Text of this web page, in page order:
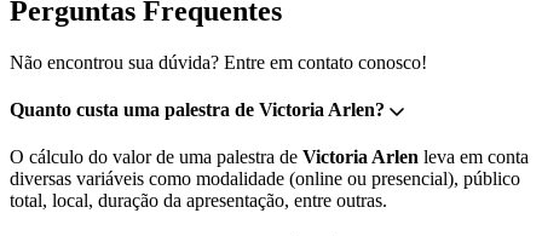
Perguntas Frequentes
Não encontrou sua dúvida? Entre em contato conosco!
Quanto custa uma palestra de Victoria Arlen?
O cálculo do valor de uma palestra de Victoria Arlen leva em conta
diversas variáveis como modalidade (online ou presencial), público
total, local, duração da apresentação, entre outras.